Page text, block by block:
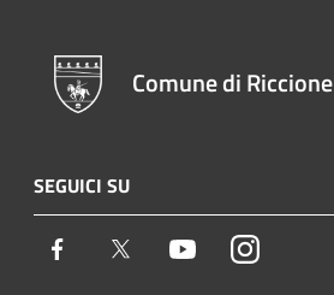
Comune di Riccione
SEGUICI SU
Facebook Twitter YoutubeInstagram